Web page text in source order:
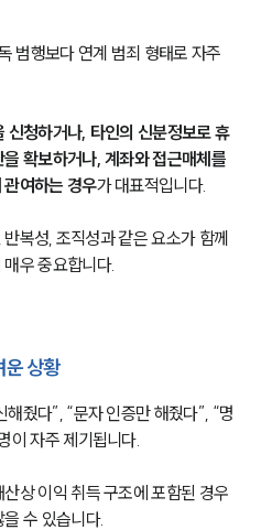
범행보다 연계 범죄 형태로 자주
신청하거나, 타인의 신분정보로 휴
확보하거나, 계좌와 접근매체를
여하는 경우가 대표적입니다.
복성, 조직성과 같은 요소가 함께
우 중요합니다.
운 상황
줬다”, “문자 인증만 해줬다”, “명
이 자주 제기됩니다.
상 이익 취득 구조에 포함된 경우
수 있습니다.